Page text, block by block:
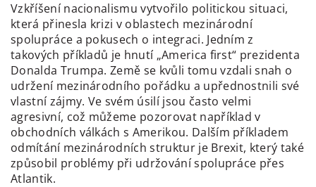
Vzkříšení nacionalismu vytvořilo politickou situaci,
která přinesla krizi v oblastech mezinárodní
spolupráce a pokusech o integraci. Jedním z
takových příkladů je hnutí „America first“ prezidenta
Donalda Trumpa. Země se kvůli tomu vzdali snah o
udržení mezinárodního pořádku a upřednostnili své
vlastní zájmy. Ve svém úsilí jsou často velmi
agresivní, což můžeme pozorovat například v
obchodních válkách s Amerikou. Dalším příkladem
odmítání mezinárodních struktur je Brexit, který také
způsobil problémy při udržování spolupráce přes
Atlantik.